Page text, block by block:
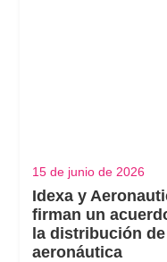
15 de junio de 2026
Idexa y
firman un
la distribución
aeronáutica